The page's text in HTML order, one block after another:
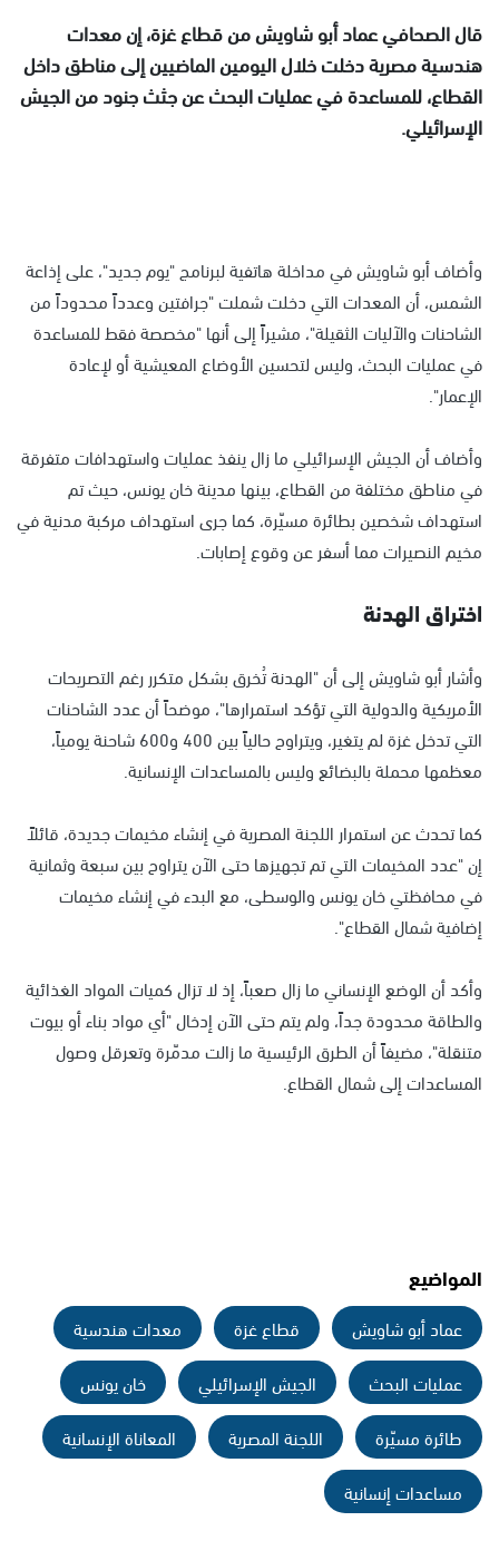
قال الصحافي عماد أبو شاويش من قطاع غزة، إن معدات
هندسية مصرية دخلت خلال اليومين الماضيين إلى مناطق داخل
القطاع، للمساعدة في عمليات البحث عن جثث جنود من الجيش
الإسرائيلي.
وأضاف أبو شاويش في مداخلة هاتفية لبرنامج "يوم جديد"، على إذاعة
الشمس، أن المعدات التي دخلت شملت "جرافتين وعدداً محدوداً من
الشاحنات والآليات الثقيلة"، مشيراً إلى أنها "مخصصة فقط للمساعدة
في عمليات البحث، وليس لتحسين الأوضاع المعيشية أو لإعادة
الإعمار".
وأضاف أن الجيش الإسرائيلي ما زال ينفذ عمليات واستهدافات متفرقة
في مناطق مختلفة من القطاع، بينها مدينة خان يونس، حيث تم
استهداف شخصين بطائرة مسيّرة، كما جرى استهداف مركبة مدنية في
مخيم النصيرات مما أسفر عن وقوع إصابات.
اختراق الهدنة
وأشار أبو شاويش إلى أن "الهدنة تُخرق بشكل متكرر رغم التصريحات
الأمريكية والدولية التي تؤكد استمرارها"، موضحاً أن عدد الشاحنات
التي تدخل غزة لم يتغير، ويتراوح حالياً بين 400 و600 شاحنة يومياً،
معظمها محملة بالبضائع وليس بالمساعدات الإنسانية.
كما تحدث عن استمرار اللجنة المصرية في إنشاء مخيمات جديدة، قائلاً
إن "عدد المخيمات التي تم تجهيزها حتى الآن يتراوح بين سبعة وثمانية
في محافظتي خان يونس والوسطى، مع البدء في إنشاء مخيمات
إضافية شمال القطاع".
وأكد أن الوضع الإنساني ما زال صعباً، إذ لا تزال كميات المواد الغذائية
والطاقة محدودة جداً، ولم يتم حتى الآن إدخال "أي مواد بناء أو بيوت
متنقلة"، مضيفاً أن الطرق الرئيسية ما زالت مدمّرة وتعرقل وصول
المساعدات إلى شمال القطاع.
المواضيع
عماد أبو شاويش قطاع غزة
معدات هندسية
عمليات البحث
الجيش الإسرائيلي
خان يونس
طائرة مسيّرة
اللجنة المصرية
المعاناة الإنسانية
مساعدات إنسانية